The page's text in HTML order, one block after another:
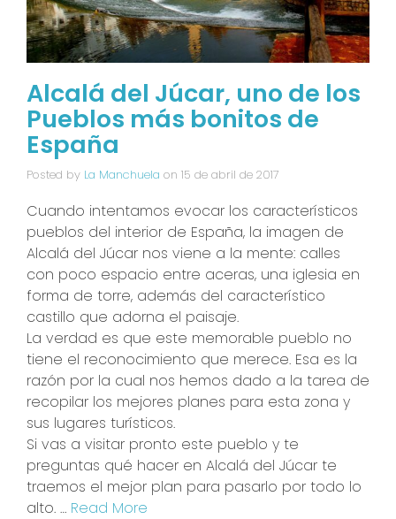
Alcalá del Júcar, uno de los
Pueblos más bonitos de
España
Posted by La Manchuela on 15 de abril de 2017
Cuando intentamos evocar los característicos
pueblos del interior de España, la imagen de
Alcalá del Júcar nos viene a la mente: calles
con poco espacio entre aceras, una iglesia en
forma de torre, además del característico
castillo que adorna el paisaje.
La verdad es que este memorable pueblo no
tiene el reconocimiento que merece. Esa es la
razón por la cual nos hemos dado a la tarea de
recopilar los mejores planes para esta zona y
sus lugares turísticos.
Si vas a visitar pronto este pueblo y te
preguntas qué hacer en Alcalá del Júcar te
traemos el mejor plan para pasarlo por todo lo
alto. … Read More